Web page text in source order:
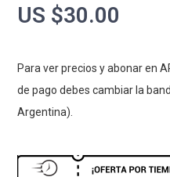
US $30.00
Para ver precios y abonar en
de pago debes cambiar la
Argentina).